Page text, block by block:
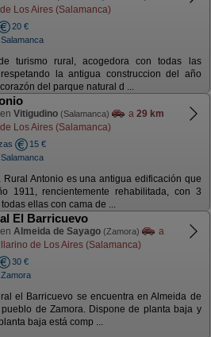
Los Aires (Salamanca)
20 €
turismo rural, acogedora con todas las
la antigua construccion del año
del parque natural d ...
Vitigudino (Salamanca) a 29 km
Los Aires (Salamanca)
15 €
Rural Antonio es una antigua edificación que
1911, rencientemente rehabilitada, con 3
ellas con cama de ...
El Barricuevo
Almeida de Sayago (Zamora)
a
de Los Aires (Salamanca)
30 €
el Barricuevo se encuentra en Almeida de
pueblo de Zamora. Dispone de planta baja y
baja está comp ...